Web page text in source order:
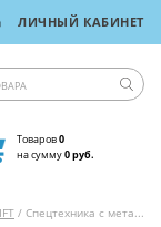
ЛИЧНЫЙ КАБИНЕТ
Товаров0
на сумму0 руб.
/ Спецтехника с металл. кабиной 1:24